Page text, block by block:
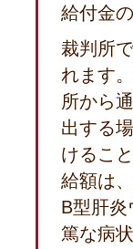
給付金
裁判所
れます
所から
出する
けるこ
給額は
B型肝
篤な病